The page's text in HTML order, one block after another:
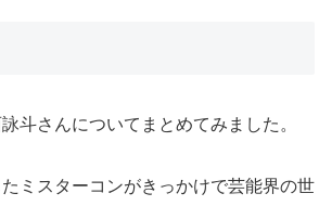
斗さんについてまとめてみました。
ミスターコンがきっかけで芸能界の世